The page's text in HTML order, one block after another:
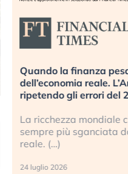
Quando la finanza
dell’economia reale.
ripetendo gli errori del
La ricchezza mondiale
sempre più sganciata
reale. (…)
24 luglio 2026